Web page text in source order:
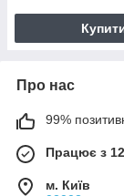
Про нас
99%
Працює з
м. Київ